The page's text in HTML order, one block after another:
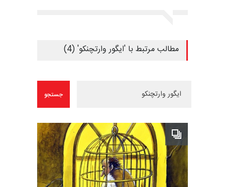
مطالب مرتبط با 'ایگور وارتچنکو' (4)